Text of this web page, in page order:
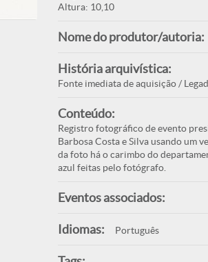
Altura: 10,10
Nome do produtor/autoria:
História arquivística:
Fonte imediata de aquisição /
Conteúdo:
Registro fotográfico de evento
Barbosa Costa e Silva usando um
da foto há o carimbo do
azul feitas pelo fotógrafo.
Eventos associados:
Idiomas: Português